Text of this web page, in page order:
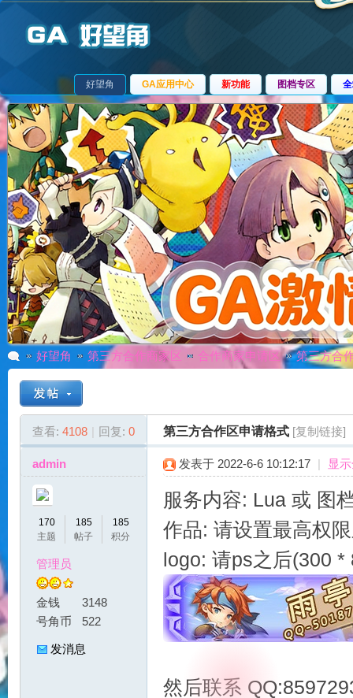
好望角 GA应用中心 新功能 图档专区
好望角 第三方合作商家区
›
合作商家申请区
›
第三方合
查看: 4108 | 回复: 0 第三方合作区申请格式 [复制链接]
admin
170
主题
185
帖子
185
积分
管理员
金钱
3148
号角币
522
发消息
发表于 2022-6-6 10:12:17 | 显
服务内容: Lua 或 图
作品: 请设置最高权
logo: 请ps之后(300 *
然后联系